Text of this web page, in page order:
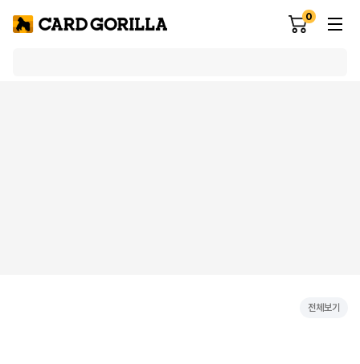
0
전체보기